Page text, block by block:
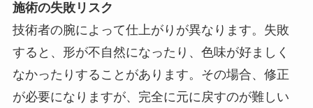
施術の失敗リスク
技術者の腕によって仕上がりが異なります。失敗
すると、形が不自然になったり、色味が好ましく
なかったりすることがあります。その場合、修正
が必要になりますが、完全に元に戻すのが難しい